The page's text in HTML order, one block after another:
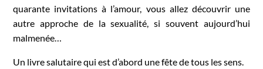
quarante invitations à l’amour, vous allez découvrir une
autre approche de la sexualité, si souvent aujourd’hui
malmenée…
Un livre salutaire qui est d’abord une fête de tous les sens.